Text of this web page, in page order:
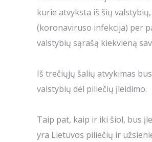
kurie atvyksta iš šių
(koronaviruso infekcija) per
valstybių sąrašą kiekvieną
Iš trečiųjų šalių atvykimas
valstybių dėl piliečių įleidimo.
Taip pat, kaip ir iki šiol, bus
yra Lietuvos piliečių ir